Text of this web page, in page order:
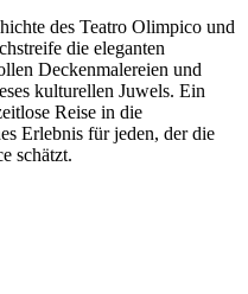
des Teatro Olimpico und
die eleganten
Deckenmalereien und
kulturellen Juwels. Ein
Reise in die
Erlebnis für jeden, der die
schätzt.